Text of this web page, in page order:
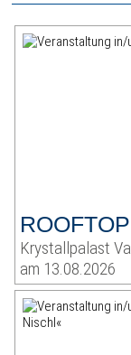
Krystallpalast
am 13.08.2026